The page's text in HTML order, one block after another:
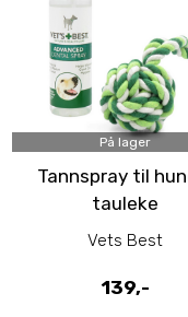
På lager
Tannspray til
tauleke
Vets Best
139,-